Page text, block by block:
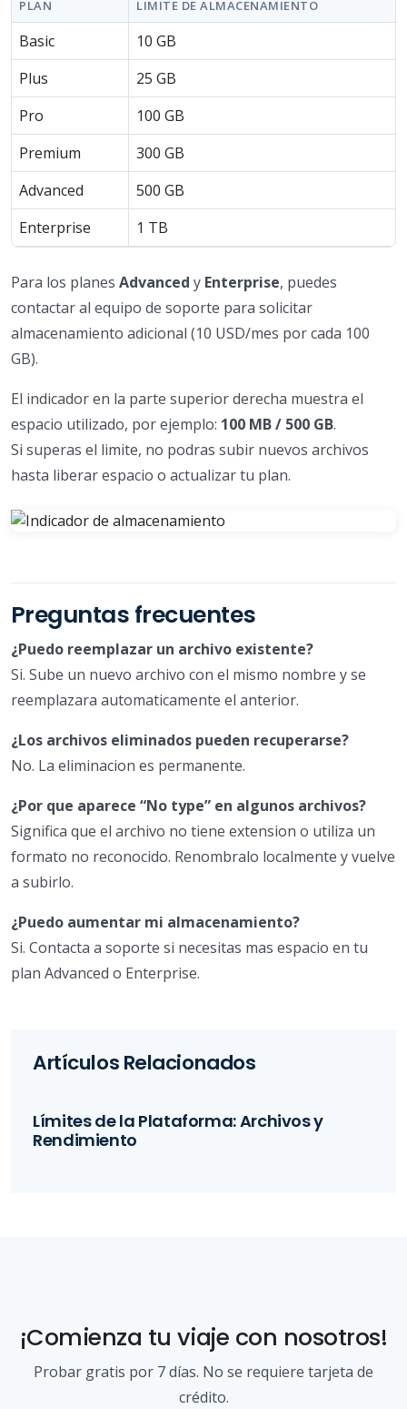
PLAN LIMITE DE ALMACENAMIENTO
Basic
10 GB
Plus
25 GB
Pro
100 GB
Premium
300 GB
Advanced
500 GB
Enterprise
1 TB
Para los planes Advanced y Enterprise, puedes
contactar al equipo de soporte para solicitar
almacenamiento adicional (10 USD/mes por cada 100
GB).
El indicador en la parte superior derecha muestra el
espacio utilizado, por ejemplo: 100 MB / 500 GB.
Si superas el limite, no podras subir nuevos archivos
hasta liberar espacio o actualizar tu plan.
Preguntas frecuentes
¿Puedo reemplazar un archivo existente?
Si. Sube un nuevo archivo con el mismo nombre y se
reemplazara automaticamente el anterior.
¿Los archivos eliminados pueden recuperarse?
No. La eliminacion es permanente.
¿Por que aparece “No type” en algunos archivos?
Significa que el archivo no tiene extension o utiliza un
formato no reconocido. Renombralo localmente y vuelve
a subirlo.
¿Puedo aumentar mi almacenamiento?
Si. Contacta a soporte si necesitas mas espacio en tu
plan Advanced o Enterprise.
Artículos Relacionados
Límites de la Plataforma: Archivos y
Rendimiento
¡Comienza tu viaje con nosotros!
Probar gratis por 7 días. No se requiere tarjeta de
crédito.